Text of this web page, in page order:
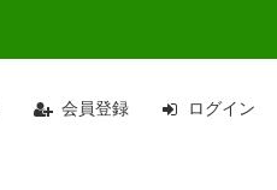
会員登録 ログイン